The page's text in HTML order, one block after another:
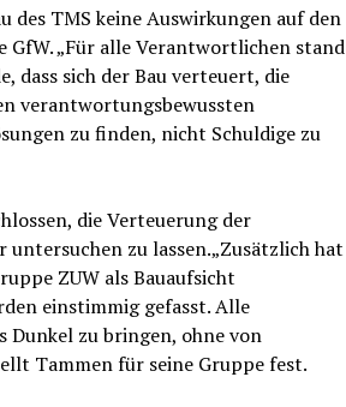
des TMS keine Auswirkungen auf den
GfW. „Für alle Verantwortlichen stand
dass sich der Bau verteuert, die
verantwortungsbewussten
zu finden, nicht Schuldige zu
die Verteuerung der
zu lassen.„Zusätzlich hat
ZUW als Bauaufsicht
einstimmig gefasst. Alle
Dunkel zu bringen, ohne von
Tammen für seine Gruppe fest.